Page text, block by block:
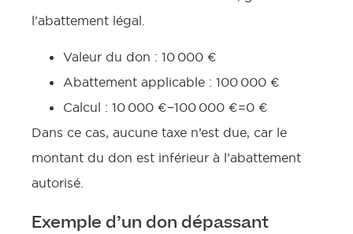
l’abattement légal.
Valeur du don : 10 000 €
Abattement applicable : 100 000 €
Calcul : 10 000 €−100 000 €=0 €
Dans ce cas, aucune taxe n’est due, car le
montant du don est inférieur à l’abattement
autorisé.
Exemple d’un don dépassant